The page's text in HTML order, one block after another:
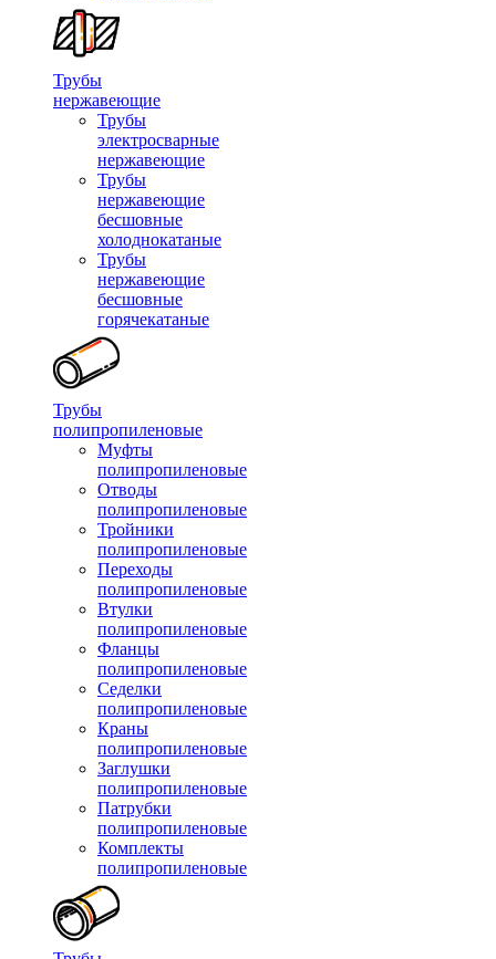
Трубы
нержавеющие
Трубы
электросварные
нержавеющие
Трубы
нержавеющие
бесшовные
холоднокатаные
Трубы
нержавеющие
бесшовные
горячекатаные
Трубы
полипропиленовые
Муфты
полипропиленовые
Отводы
полипропиленовые
Тройники
полипропиленовые
Переходы
полипропиленовые
Втулки
полипропиленовые
Фланцы
полипропиленовые
Седелки
полипропиленовые
Краны
полипропиленовые
Заглушки
полипропиленовые
Патрубки
полипропиленовые
Комплекты
полипропиленовые